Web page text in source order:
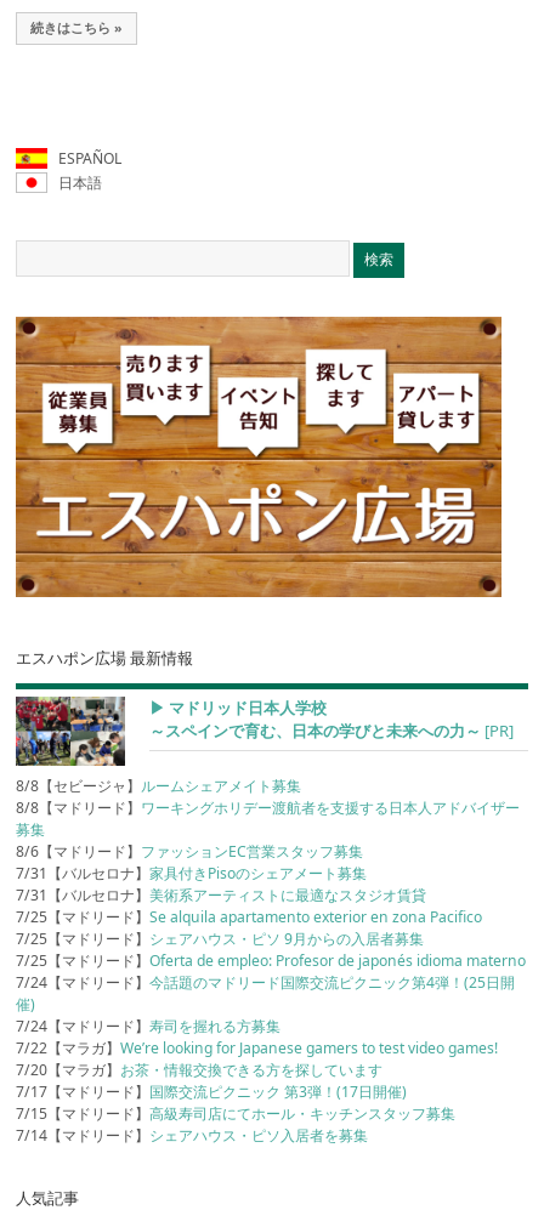
続きはこちら »
ESPAÑOL
日本語
エスハポン広場 最新情報
▶︎ マドリッド日本人学校
～スペインで育む、日本の学びと未来への力～ [PR]
8/8【セビージャ】 ルームシェアメイト募集
8/8【マドリード】 ワーキングホリデー渡航者を支援する日本人アドバイザー
募集
8/6【マドリード】 ファッションEC営業スタッフ募集
7/31【バルセロナ】家具付きPisoのシェアメート募集
7/31【バルセロナ】美術系アーティストに最適なスタジオ賃貸
7/25【マドリード】Se alquila apartamento exterior en zona Pacifico
7/25【マドリード】 シェアハウス・ピソ 9月からの入居者募集
7/25【マドリード】Oferta de empleo: Profesor de japonés idioma materno
7/24【マドリード】今話題のマドリード国際交流ピクニック第4弾！(25日開
催)
7/24【マドリード】寿司を握れる方募集
7/22【マラガ】We’re looking for Japanese gamers to test video games!
7/20【マラガ】 お茶・情報交換できる方を探しています
7/17【マドリード】 国際交流ピクニック 第3弾！(17日開催)
7/15【マドリード】高級寿司店にてホール・キッチンスタッフ募集
7/14【マドリード】 シェアハウス・ピソ入居者を募集
人気記事